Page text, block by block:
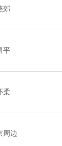
郊
平
柔
周边